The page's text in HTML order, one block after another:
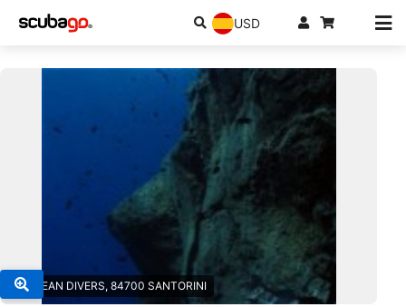
USD
© AEGEAN DIVERS, 84700 SANTORINI